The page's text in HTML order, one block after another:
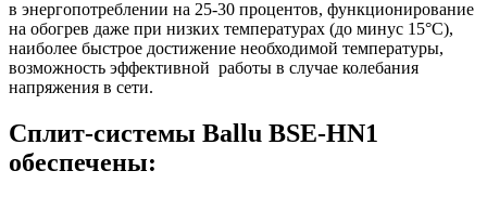
в энергопотреблении на 25-30 процентов, функционирование
на обогрев даже при низких температурах (до минус 15°С),
наиболее быстрое достижение необходимой температуры,
возможность эффективной работы в случае колебания
напряжения в сети.
Сплит-системы Ballu BSE-HN1
обеспечены: